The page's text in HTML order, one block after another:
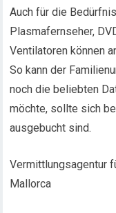
Auch für die
Plasmafernseher,
Ventilatoren können
So kann der
noch die beliebten
möchte, sollte sich
ausgebucht sind.
Vermittlungsagentur
Mallorca